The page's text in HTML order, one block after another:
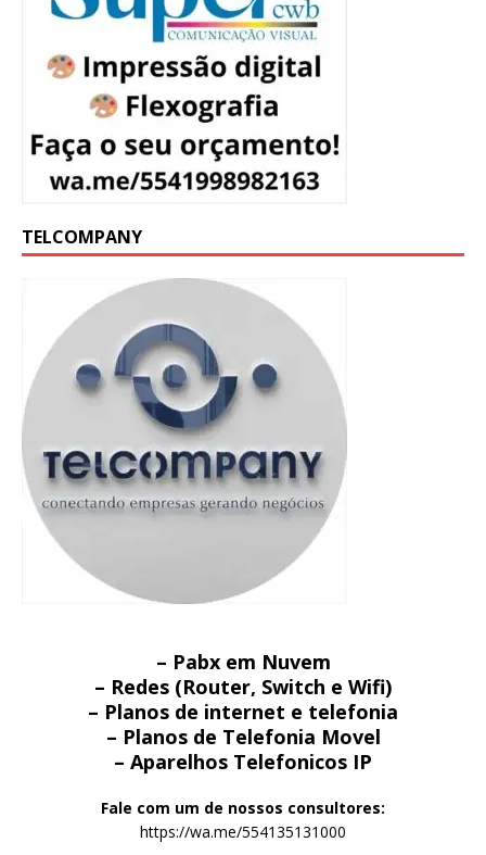
TELCOMPANY
– Pabx em Nuvem
– Redes (Router, Switch e Wifi)
– Planos de internet e telefonia
– Planos de Telefonia Movel
– Aparelhos Telefonicos IP
Fale com um de nossos consultores:
https://wa.me/554135131000